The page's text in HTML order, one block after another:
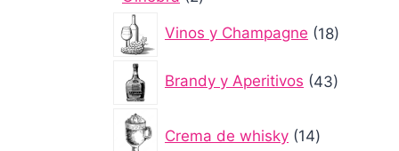
Vinos y Champagne 18
18
Brandy y Aperitivos
43
43
Crema de whisky 14productos